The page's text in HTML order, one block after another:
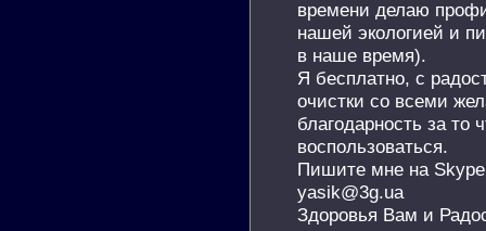
времени делаю
нашей экологией и
в наше время).
Я бесплатно, с
очистки со всеми
благодарность за то
воспользоваться.
Пишите мне на
yasik@3g.ua
Здоровья Вам и